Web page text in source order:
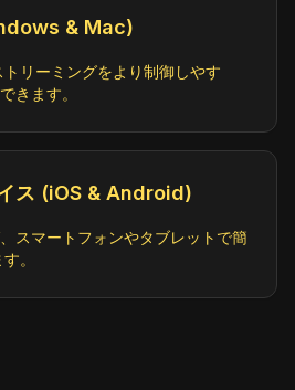
(360p)
ExpoChannel.au@SD
EXPO-MSL4/master.m
(576p)
& Mac)
リーミングをより制御しやす
きます。
ス (iOS & Android)
スマートフォンやタブレットで簡
。